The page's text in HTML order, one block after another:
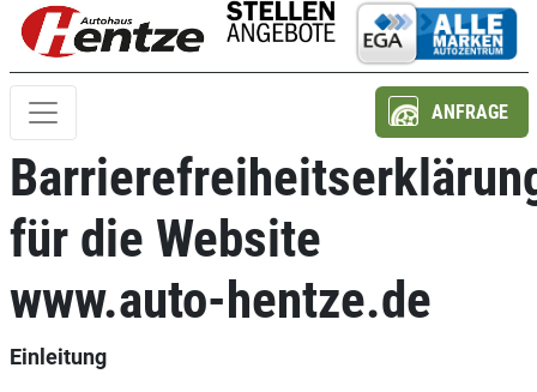
ANFRAGE
für die Website
www.auto-hentze.de
Einleitung